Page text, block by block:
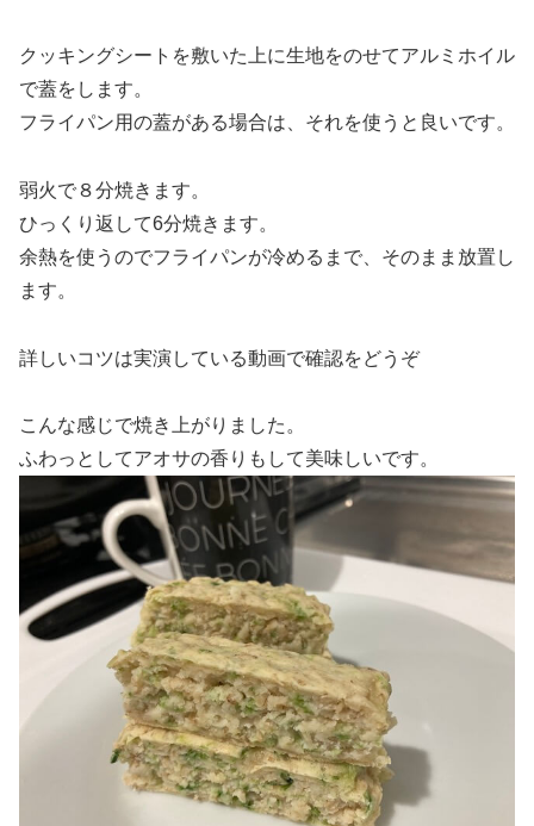
クッキングシートを敷いた上に生地をのせてアルミホイル
で蓋をします。
フライパン用の蓋がある場合は、それを使うと良いです。
弱火で８分焼きます。
ひっくり返して6分焼きます。
余熱を使うのでフライパンが冷めるまで、そのまま放置し
ます。
詳しいコツは実演している動画で確認をどうぞ
こんな感じで焼き上がりました。
ふわっとしてアオサの香りもして美味しいです。